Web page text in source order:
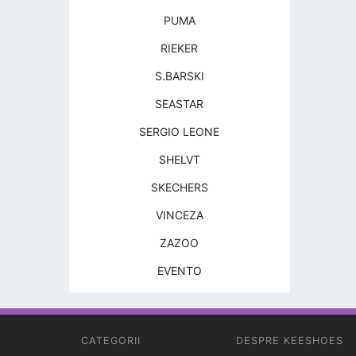
PUMA
RIEKER
S.BARSKI
SEASTAR
SERGIO LEONE
SHELVT
SKECHERS
VINCEZA
ZAZOO
EVENTO
CATEGORII DESPRE KEESHOES